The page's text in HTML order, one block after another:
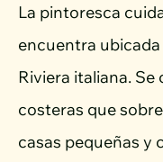
La pintoresca
encuentra ubicada
Riviera italiana.
costeras que
casas pequeñas y